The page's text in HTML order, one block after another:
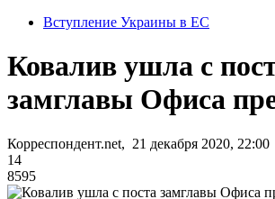
Вступление Украины в ЕС
Ковалив ушла с
замглавы Офиса
Корреспондент.net, 21 декабря 2020, 22:00
14
8595